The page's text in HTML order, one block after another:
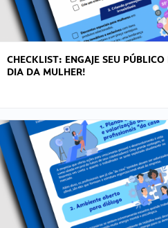
CHECKLIST: ENGAJE SEU PÚBLICO
DIA DA MULHER!